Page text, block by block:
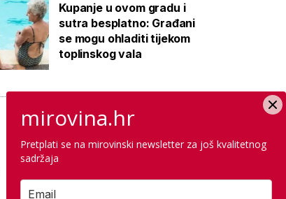
Kupanje u ovom gradu i
sutra besplatno: Građani
se mogu ohladiti tijekom
toplinskog vala
mega natječaja za
mirovina.hr
Pretplati se na mirovinski newsletter za još kvalitetnog
sadržaja